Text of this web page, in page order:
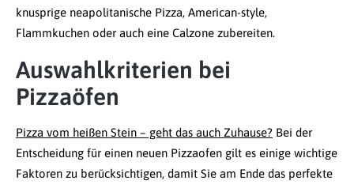
knusprige neapolitanische Pizza, American-style,
Flammkuchen oder auch eine Calzone zubereiten.
Auswahlkriterien bei
Pizzaöfen
Pizza vom heißen Stein – geht das auch Zuhause? Bei der
Entscheidung für einen neuen Pizzaofen gilt es einige wichtige
Faktoren zu berücksichtigen, damit Sie am Ende das perfekte